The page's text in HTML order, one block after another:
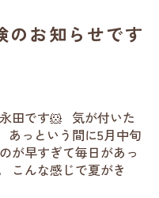
のお知らせです
田です🐹 気が付いた
あっという間に5月中旬
が早すぎて毎日があっ
こんな感じで夏がき